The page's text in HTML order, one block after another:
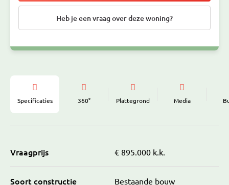
Heb je een vraag over deze woning?
Specificaties 360° Plattegrond Media
Vraagprijs € 895.000 k.k.
Soort constructie Bestaande bouw